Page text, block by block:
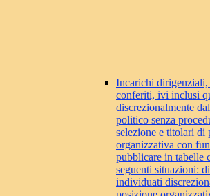
Incarichi dirigenziali,
conferiti, ivi inclusi
discrezionalmente
politico senza
selezione e titolari di
organizzativa con
pubblicare in tabelle
seguenti situazioni:
individuati